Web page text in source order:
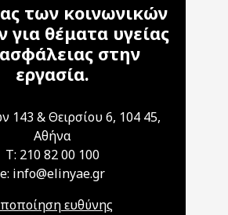
των κοινωνικών
για θέματα υγείας
στην
εργασία.
143 & Θειρσίου 6, 104 45,
Αθήνα
T: 210 82 00 100
e: info@elinyae.gr
ευθύνης